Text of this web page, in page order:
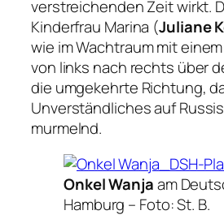
verstreichenden Zeit wirkt.
Kinderfrau Marina (Juliane
wie im Wachtraum mit
von links nach rechts über
die umgekehrte Richtung,
Unverständliches auf
murmelnd.
Onkel Wanjaam
Hamburg – Foto: St. B.